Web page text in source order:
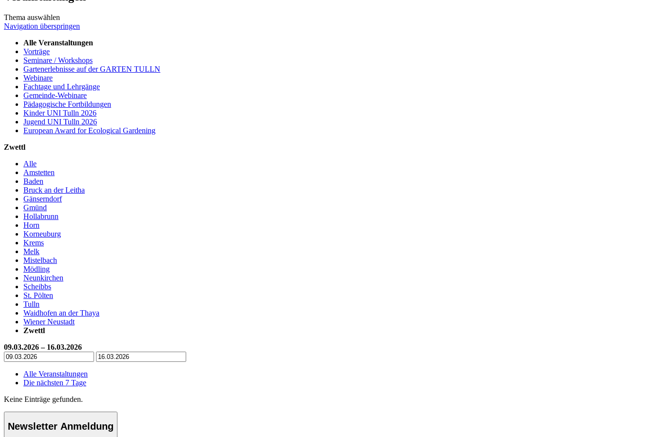
Thema auswählen
Navigation überspringen
Alle Veranstaltungen
Vorträge
Seminare / Workshops
Gartenerlebnisse auf der GARTEN TULLN
Webinare
Fachtage und Lehrgänge
Gemeinde-Webinare
Pädagogische Fortbildungen
Kinder UNI Tulln 2026
Jugend UNI Tulln 2026
European Award for Ecological Gardening
Zwettl
Alle
Amstetten
Baden
Bruck an der Leitha
Gänserndorf
Gmünd
Hollabrunn
Horn
Korneuburg
Krems
Melk
Mistelbach
Mödling
Neunkirchen
Scheibbs
St. Pölten
Tulln
Waidhofen an der Thaya
Wiener Neustadt
Zwettl
09.03.2026 – 16.03.2026
Alle Veranstaltungen
Die nächsten 7 Tage
Keine Einträge gefunden.
Newsletter Anmeldung